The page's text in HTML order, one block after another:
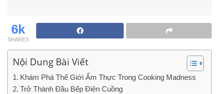
6k
SHARES
Nội Dung Bài Viết
Khám Phá Thế Giới Ẩm Thực Trong Cooking Madness
Trở Thành Đầu Bếp Điên Cuồng